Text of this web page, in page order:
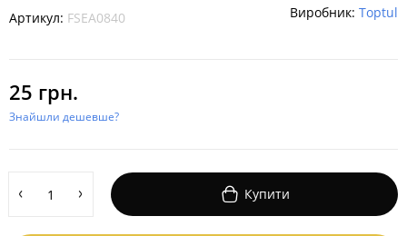
Артикул: FSEA0840 Виробник: Toptul
25 грн.
Знайшли дешевше?
Купити